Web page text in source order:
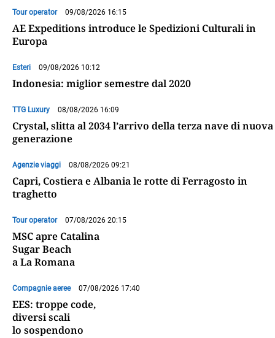
Tour operator 09/08/2026 16:15
AE Expeditions introduce le Spedizioni Culturali in
Europa
Esteri 09/08/2026 10:12
Indonesia: miglior semestre dal 2020
TTG Luxury 08/08/2026 16:09
Crystal, slitta al 2034 l’arrivo della terza nave di nuova
generazione
Agenzie viaggi 08/08/2026 09:21
Capri, Costiera e Albania le rotte di Ferragosto in
traghetto
Tour operator 07/08/2026 20:15
MSC apre Catalina
Sugar Beach
a La Romana
Compagnie aeree 07/08/2026 17:40
EES: troppe code,
diversi scali
lo sospendono